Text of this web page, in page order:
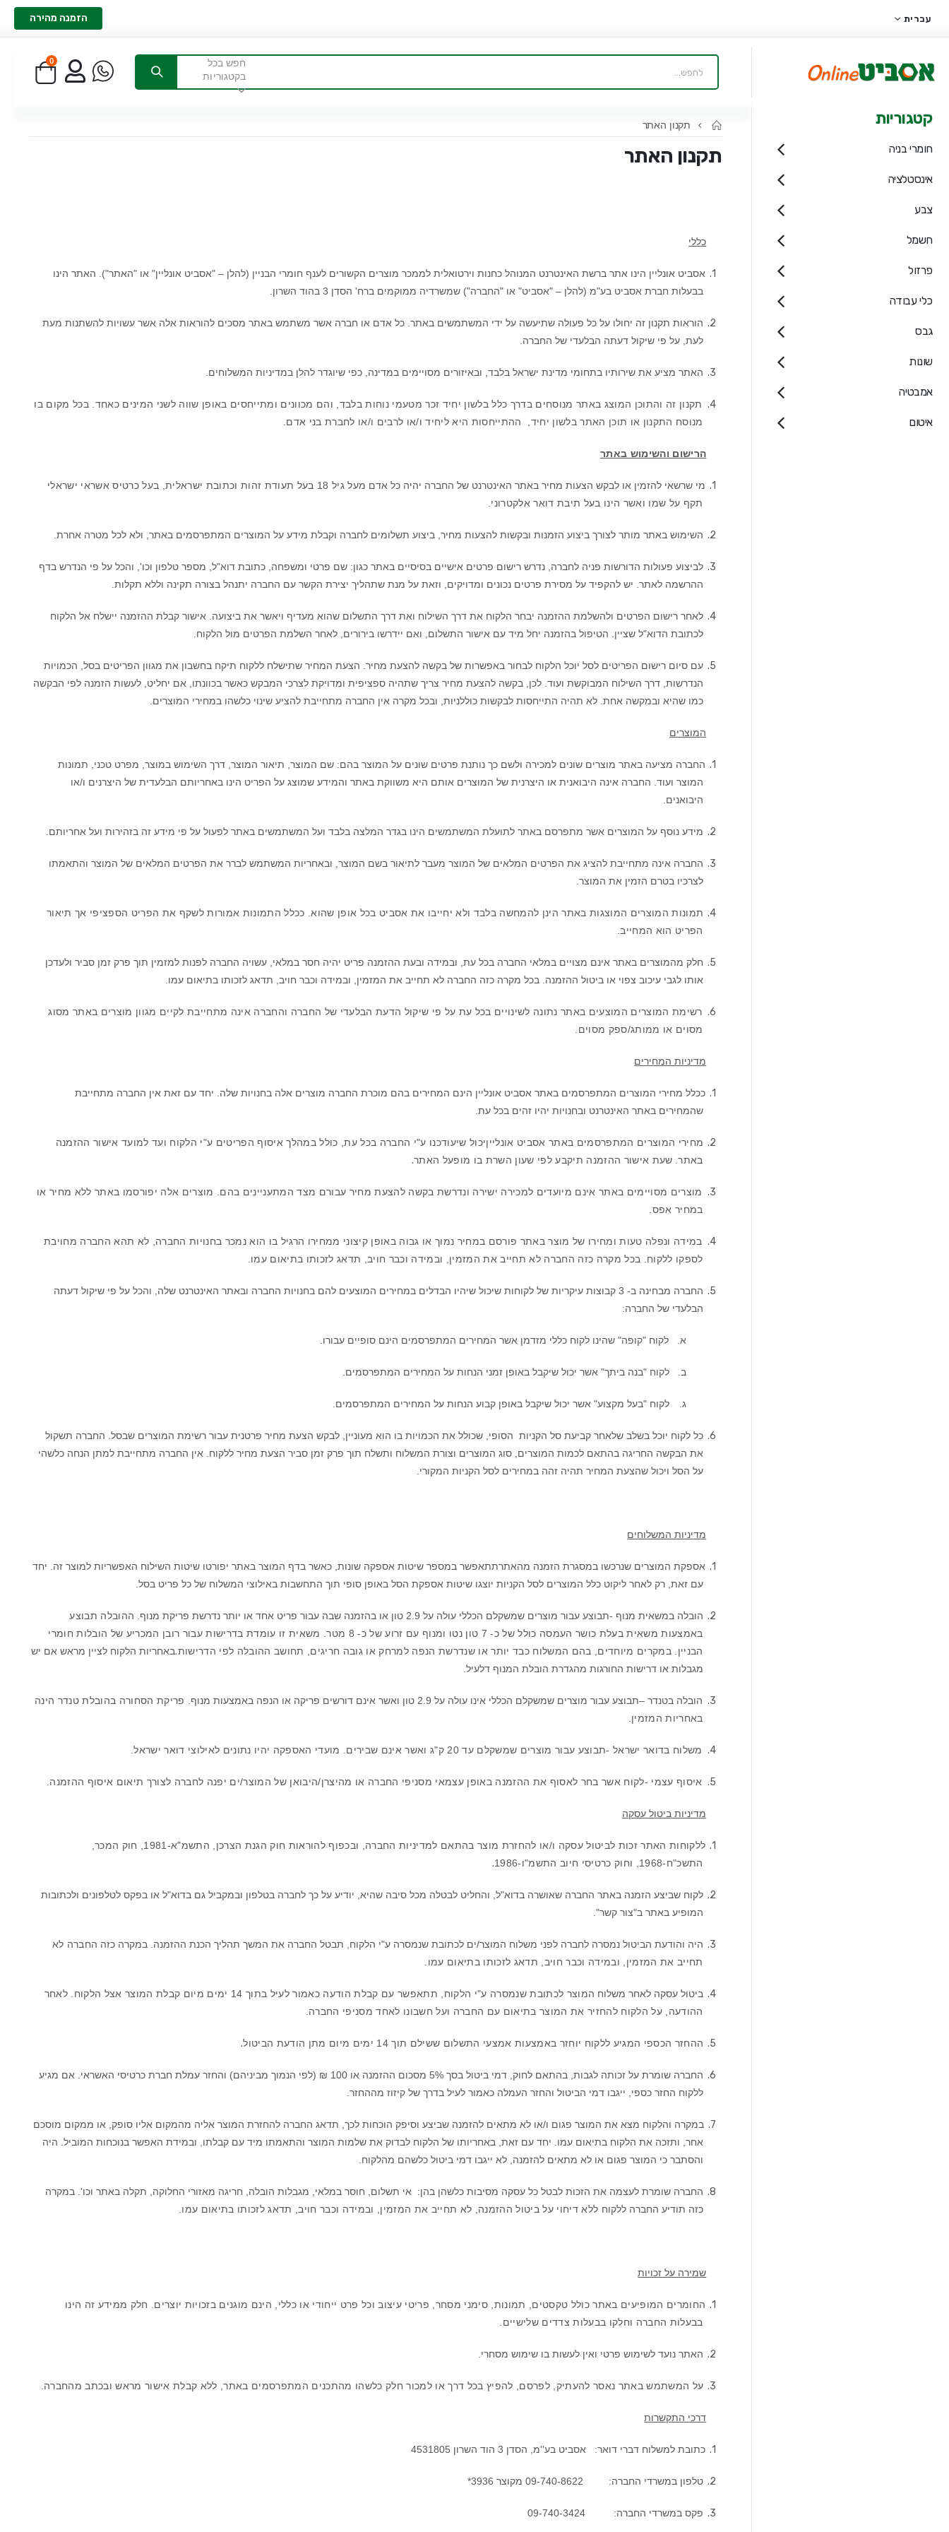
עברית הזמנה מהירה
חפש בכל
בקטגוריות
0
קטגוריות
חומרי בניה
אינסטלציה
צבע
חשמל
פרזול
כלי עבודה
גבס
שונות
אמבטיה
איטום
תקנון האתר
תקנון האתר
כללי
1. אסביט אונליין הינו אתר ברשת האינטרנט המנוהל כחנות וירטואלית לממכר מוצרים הקשורים לענף חומרי הבניין (להלן – "אסביט אונליין" או "האתר"). האתר הינו
בבעלות חברת אסביט בע"מ (להלן – "אסביט" או "החברה") שמשרדיה ממוקמים ברח' הסדן 3 בהוד השרון.
2.
הוראות תקנון זה יחולו על כל פעולה שתיעשה על ידי המשתמשים באתר. כל אדם או חברה אשר משתמש באתר מסכים להוראות אלה אשר עשויות להשתנות מעת
לעת, על פי שיקול דעתה הבלעדי של החברה.
3. האתר מציע את שירותיו בתחומי מדינת ישראל בלבד, ובאיזורים מסויימים במדינה, כפי שיוגדר להלן במדיניות המשלוחים.
4.
תקנון זה והתוכן המוצג באתר מנוסחים בדרך כלל בלשון יחיד זכר מטעמי נוחות בלבד, והם מכוונים ומתייחסים באופן שווה לשני המינים כאחד. בכל מקום בו
מנוסח התקנון או תוכן האתר בלשון יחיד,
ההתייחסות היא ליחיד ו/או לרבים ו/או לחברת בני אדם.
הרישום והשימוש באתר
1. מי שרשאי להזמין או לבקש הצעות מחיר באתר האינטרנט של החברה יהיה כל אדם מעל גיל 18
בעל תעודת זהות וכתובת ישראלית, בעל כרטיס אשראי ישראלי
תקף על שמו ואשר הינו בעל תיבת דואר אלקטרוני.
2. השימוש באתר מותר לצורך ביצוע הזמנות ובקשות להצעות מחיר, ביצוע תשלומים לחברה וקבלת מידע על המוצרים המתפרסמים באתר, ולא לכל מטרה אחרת.
3.
לביצוע פעולות הדורשות פניה לחברה, נדרש רישום פרטים אישיים בסיסיים באתר כגון: שם פרטי ומשפחה, כתובת דוא"ל, מספר טלפון וכו', והכל על פי הנדרש בדף
ההרשמה לאתר. יש להקפיד על מסירת פרטים נכונים ומדויקים, וזאת על מנת שתהליך יצירת הקשר עם החברה יתנהל בצורה תקינה וללא תקלות.
4.
לאחר רישום הפרטים ולהשלמת ההזמנה יבחר הלקוח את דרך השילוח ואת דרך התשלום שהוא מעדיף ויאשר את ביצועה. אישור קבלת ההזמנה יישלח אל הלקוח
לכתובת הדוא"ל שציין. הטיפול בהזמנה יחל מיד עם אישור התשלום, ואם יידרשו בירורים, לאחר השלמת הפרטים מול הלקוח.
5.
עם סיום רישום הפריטים לסל יוכל הלקוח לבחור באפשרות של בקשה להצעת מחיר. הצעת המחיר שתישלח ללקוח תיקח בחשבון את מגוון הפריטים בסל, הכמויות
הנדרשות, דרך השילוח המבוקשת ועוד. לכן, בקשה להצעת מחיר צריך שתהיה ספציפית ומדויקת לצרכי המבקש כאשר בכוונתו, אם יחליט, לעשות הזמנה לפי הבקשה
כמו שהיא ובמקשה אחת. לא תהיה התייחסות לבקשות כוללניות, ובכל מקרה אין החברה מתחייבת להציע שינוי כלשהו במחירי המוצרים.
המוצרים
1.
החברה מציעה באתר מוצרים שונים למכירה ולשם כך נותנת פרטים שונים על המוצר בהם: שם המוצר, תיאור המוצר, דרך השימוש במוצר, מפרט טכני, תמונות
המוצר ועוד. החברה אינה היבואנית או היצרנית של המוצרים אותם היא משווקת באתר והמידע שמוצג על הפריט הינו באחריותם הבלעדית של היצרנים ו/או
היבואנים.
2. מידע נוסף על המוצרים אשר מתפרסם באתר לתועלת המשתמשים הינו בגדר המלצה בלבד ועל המשתמשים באתר לפעול על פי מידע זה בזהירות ועל אחריותם.
3.
החברה אינה מתחייבת להציג את הפרטים המלאים של המוצר מעבר לתיאור בשם המוצר, ובאחריות המשתמש לברר את הפרטים המלאים של המוצר והתאמתו
לצרכיו בטרם הזמין את המוצר.
4. תמונות המוצרים המוצגות באתר הינן להמחשה בלבד ולא יחייבו את אסביט בכל אופן שהוא. ככלל התמונות אמורות לשקף את הפריט הספציפי אך תיאור
הפריט הוא המחייב.
5.
חלק מהמוצרים באתר אינם מצויים במלאי החברה בכל עת, ובמידה ובעת ההזמנה פריט יהיה חסר במלאי, עשויה החברה לפנות למזמין תוך פרק זמן סביר ולעדכן
אותו לגבי עיכוב צפוי או ביטול ההזמנה. בכל מקרה כזה החברה לא תחייב את המזמין, ובמידה וכבר חויב, תדאג לזכותו בתיאום עמו.
6.
רשימת המוצרים המוצעים באתר נתונה לשינויים בכל עת על פי שיקול הדעת הבלעדי של החברה והחברה אינה מתחייבת לקיים מגוון מוצרים באתר מסוג
מסוים או ממותג/ספק מסוים.
מדיניות המחירים
1. ככלל מחירי המוצרים המתפרסמים באתר אסביט אונליין הינם המחירים בהם מוכרת החברה מוצרים אלה בחנויות שלה. יחד עם זאת אין החברה מתחייבת
שהמחירים באתר האינטרנט ובחנויות יהיו זהים בכל עת.
2. מחירי המוצרים המתפרסמים באתר אסביט אונלייןיכול שיעודכנו ע"י החברה בכל עת, כולל במהלך איסוף הפריטים ע"י הלקוח ועד למועד אישור ההזמנה
באתר. שעת אישור ההזמנה תיקבע לפי שעון השרת בו מופעל האתר.
3.
מוצרים מסויימים באתר אינם מיועדים למכירה ישירה ונדרשת בקשה להצעת מחיר עבורם מצד המתעניינים בהם. מוצרים אלה יפורסמו באתר ללא מחיר או
במחיר אפס.
4.
במידה ונפלה טעות ומחירו של מוצר באתר פורסם במחיר נמוך או גבוה באופן קיצוני ממחירו הרגיל בו הוא נמכר בחנויות החברה, לא תהא החברה מחויבת
לספקו ללקוח. בכל מקרה כזה החברה לא תחייב את המזמין, ובמידה וכבר חויב, תדאג לזכותו בתיאום עמו.
5.
החברה מבחינה ב- 3 קבוצות עיקריות של לקוחות שיכול שיהיו הבדלים במחירים המוצעים להם בחנויות החברה ובאתר האינטרנט שלה, והכל על פי שיקול דעתה
הבלעדי של החברה:
א. לקוח "קופה" שהינו לקוח כללי מזדמן אשר המחירים המתפרסמים הינם סופיים עבורו.
ב. לקוח "בנה ביתך" אשר יכול שיקבל באופן זמני הנחות על המחירים המתפרסמים.
ג. לקוח "בעל מקצוע" אשר יכול שיקבל באופן קבוע הנחות על המחירים המתפרסמים.
6. כל לקוח יוכל בשלב שלאחר קביעת סל הקניות הסופי, שכולל את הכמויות בו הוא מעוניין, לבקש הצעת מחיר פרטנית עבור רשימת המוצרים שבסל. החברה תשקול
את הבקשה החריגה בהתאם לכמות המוצרים, סוג המוצרים וצורת המשלוח ותשלח תוך פרק זמן סביר הצעת מחיר ללקוח. אין החברה מתחייבת למתן הנחה כלשהי
על הסל ויכול שהצעת המחיר תהיה זהה במחירים לסל הקניות המקורי.
מדיניות המשלוחים
1. אספקת המוצרים שנרכשו במסגרת הזמנה מהאתרתתאפשר במספר שיטות אספקה שונות, כאשר בדף המוצר באתר יפורטו שיטות השילוח האפשריות למוצר זה. יחד
עם זאת, רק לאחר ליקוט כלל המוצרים לסל הקניות יוצגו שיטות אספקת הסל באופן סופי תוך התחשבות באילוצי המשלוח של כל פריט בסל.
2. הובלה במשאית מנוף -תבוצע עבור מוצרים שמשקלם הכללי עולה על 2.9 טון או בהזמנה שבה עבור פריט אחד או יותר נדרשת פריקת מנוף.
ההובלה תבוצע
באמצעות משאית בעלת כושר העמסה כולל של כ- 7 טון נטו ומנוף עם זרוע של כ- 8 מטר. משאית זו עומדת בדרישות עבור רובן המכריע של הובלות חומרי
הבניין. במקרים מיוחדים, בהם המשלוח כבד יותר או שנדרשת הנפה למרחק או גובה חריגים, תחושב ההובלה לפי הדרישות.באחריות הלקוח לציין מראש אם יש
מגבלות או דרישות החורגות מהגדרת הובלת המנוף דלעיל.
3. הובלה בטנדר –תבוצע עבור מוצרים שמשקלם הכללי אינו עולה על 2.9 טון ואשר אינם דורשים פריקה או הנפה באמצעות מנוף.
פריקת הסחורה בהובלת טנדר הינה
באחריות המזמין.
4. משלוח בדואר ישראל -תבוצע עבור מוצרים שמשקלם עד 20 ק"ג ואשר אינם שבירים. מועדי האספקה יהיו נתונים לאילוצי דואר ישראל.
5. איסוף עצמי -לקוח אשר בחר לאסוף את ההזמנה באופן עצמאי מסניפי החברה או מהיצרן/היבואן של המוצר/ים יפנה לחברה לצורך תיאום איסוף ההזמנה.
מדיניות ביטול עסקה
1.
ללקוחות האתר זכות לביטול עסקה ו/או להחזרת מוצר בהתאם למדיניות החברה, ובכפוף להוראות חוק הגנת הצרכן, התשמ"א-1981, חוק המכר,
התשכ"ח-1968, וחוק כרטיסי חיוב התשמ"ו-1986
.
2.
לקוח שביצע הזמנה באתר החברה שאושרה בדוא"ל, והחליט לבטלה מכל סיבה שהיא, יודיע על כך לחברה בטלפון ובמקביל גם בדוא"ל או בפקס לטלפונים ולכתובות
המופיע באתר ב"צור קשר".
3. היה והודעת הביטול נמסרה לחברה לפני משלוח המוצר/ים לכתובת שנמסרה ע"י הלקוח, תבטל החברה את המשך תהליך הכנת ההזמנה. במקרה כזה החברה לא
תחייב את המזמין, ובמידה וכבר חויב, תדאג לזכותו בתיאום עמו.
4. ביטול עסקה לאחר משלוח המוצר לכתובת שנמסרה ע"י הלקוח
, תתאפשר עם קבלת הודעה כאמור לעיל בתוך 14 ימים מיום קבלת המוצר אצל הלקוח. לאחר
ההודעה, על הלקוח להחזיר את המוצר בתיאום עם החברה ועל חשבונו לאחד מסניפי החברה.
5. ההחזר הכספי המגיע ללקוח יוחזר באמצעות אמצעי התשלום ששילם תוך 14 ימים מיום מתן הודעת הביטול .
6.
החברה שומרת על זכותה לגבות, בהתאם לחוק, דמי ביטול בסך 5% מסכום ההזמנה או 100 ₪ (לפי הנמוך מביניהם) והחזר עמלת חברת כרטיסי האשראי. אם מגיע
ללקוח החזר כספי, ייגבו דמי הביטול והחזר העמלה כאמור לעיל בדרך של קיזוז מההחזר.
7.
במקרה והלקוח מצא את המוצר פגום ו/או לא מתאים להזמנה שביצע וסיפק הוכחות לכך, תדאג החברה להחזרת המוצר אליה מהמקום אליו סופק, או ממקום מוסכם
אחר, ותזכה את הלקוח בתיאום עמו. יחד עם זאת, באחריותו של הלקוח לבדוק את שלמות המוצר והתאמתו מיד עם קבלתו, ובמידת האפשר בנוכחות המוביל. היה
והסתבר כי המוצר פגום או לא מתאים להזמנה, לא ייגבו דמי ביטול כלשהם מהלקוח.
8. החברה שומרת לעצמה את הזכות לבטל כל עסקה מסיבות כלשהן בהן: אי תשלום, חוסר במלאי, מגבלות הובלה, חריגה מאזורי החלוקה, תקלה באתר וכו'. במקרה
כזה תודיע החברה ללקוח ללא דיחוי על ביטול ההזמנה, לא תחייב את המזמין, ובמידה וכבר חויב, תדאג לזכותו בתיאום עמו.
שמירה על זכויות
1.
החומרים המופיעים באתר כולל טקסטים, תמונות, סימני מסחר, פריטי עיצוב וכל פרט ייחודי או כללי, הינם מוגנים בזכויות יוצרים. חלק ממידע זה הינו
בבעלות החברה וחלקו בבעלות צדדים שלישיים.
2. האתר נועד לשימוש פרטי ואין לעשות בו שימוש מסחרי.
3. על המשתמש באתר נאסר להעתיק, לפרסם, להפיץ בכל דרך או למכור חלק כלשהו מהתכנים המתפרסמים באתר, ללא קבלת אישור מראש ובכתב מהחברה.
דרכי התקשרות
1. כתובת למשלוח דברי דואר: אסביט בע''מ, הסדן 3 הוד השרון 4531805
2. טלפון במשרדי החברה: 09-740-8622 מקוצר 3936*
3. פקס במשרדי החברה: 09-740-3424